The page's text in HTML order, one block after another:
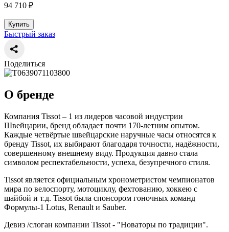
94 710 ₽
Купить
Быстрый заказ
Поделиться
О бренде
Компания Tissot – 1 из лидеров часовой индустрии
Швейцарии, бренд обладает почти 170-летним опытом.
Каждые четвёртые швейцарские наручные часы относятся к
бренду Tissot, их выбирают благодаря точности, надёжности,
совершенному внешнему виду. Продукция давно стала
символом респектабельности, успеха, безупречного стиля.
Tissot является официальным хронометристом чемпионатов
мира по велоспорту, мотоциклу, фехтованию, хоккею с
шайбой и т.д. Tissot была спонсором гоночных команд
Формулы-1 Lotus, Renault и Sauber.
Девиз /слоган компании Tissot - "Новаторы по традиции".